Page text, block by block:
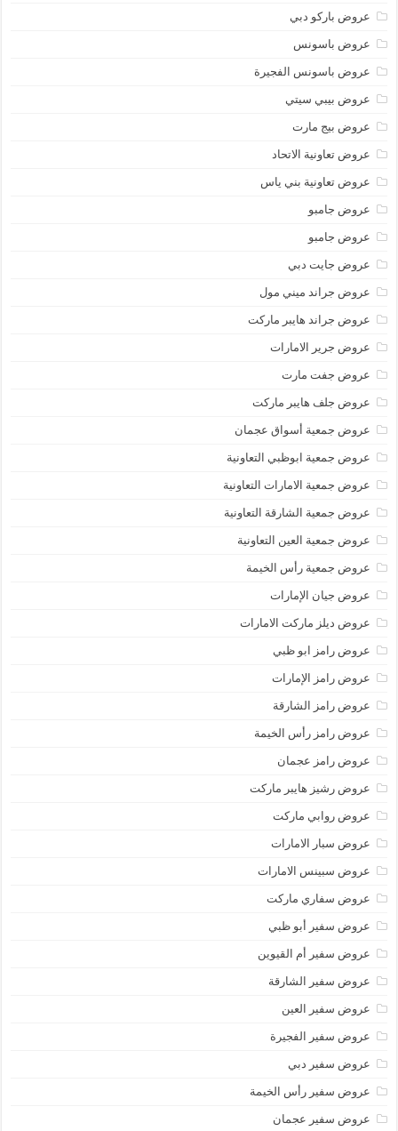
عروض باركو دبي
عروض باسونس
عروض باسونس الفجيرة
عروض بيبي سيتي
عروض بيج مارت
عروض تعاونية الاتحاد
عروض تعاونية بني ياس
عروض جامبو
عروض جامبو
عروض جايت دبي
عروض جراند ميني مول
عروض جراند هايبر ماركت
عروض جرير الامارات
عروض جفت مارت
عروض جلف هايبر ماركت
عروض جمعية أسواق عجمان
عروض جمعية ابوظبي التعاونية
عروض جمعية الامارات التعاونية
عروض جمعية الشارقة التعاونية
عروض جمعية العين التعاونية
عروض جمعية رأس الخيمة
عروض جيان الإمارات
عروض ديلز ماركت الامارات
عروض رامز ابو ظبي
عروض رامز الإمارات
عروض رامز الشارقة
عروض رامز رأس الخيمة
عروض رامز عجمان
عروض رشيز هايبر ماركت
عروض روابي ماركت
عروض سبار الامارات
عروض سبينس الامارات
عروض سفاري ماركت
عروض سفير أبو ظبي
عروض سفير أم القيوين
عروض سفير الشارقة
عروض سفير العين
عروض سفير الفجيرة
عروض سفير دبي
عروض سفير رأس الخيمة
عروض سفير عجمان